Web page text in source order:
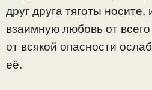
друг друга тяготы
взаимную любовь от
от всякой опасности
её.